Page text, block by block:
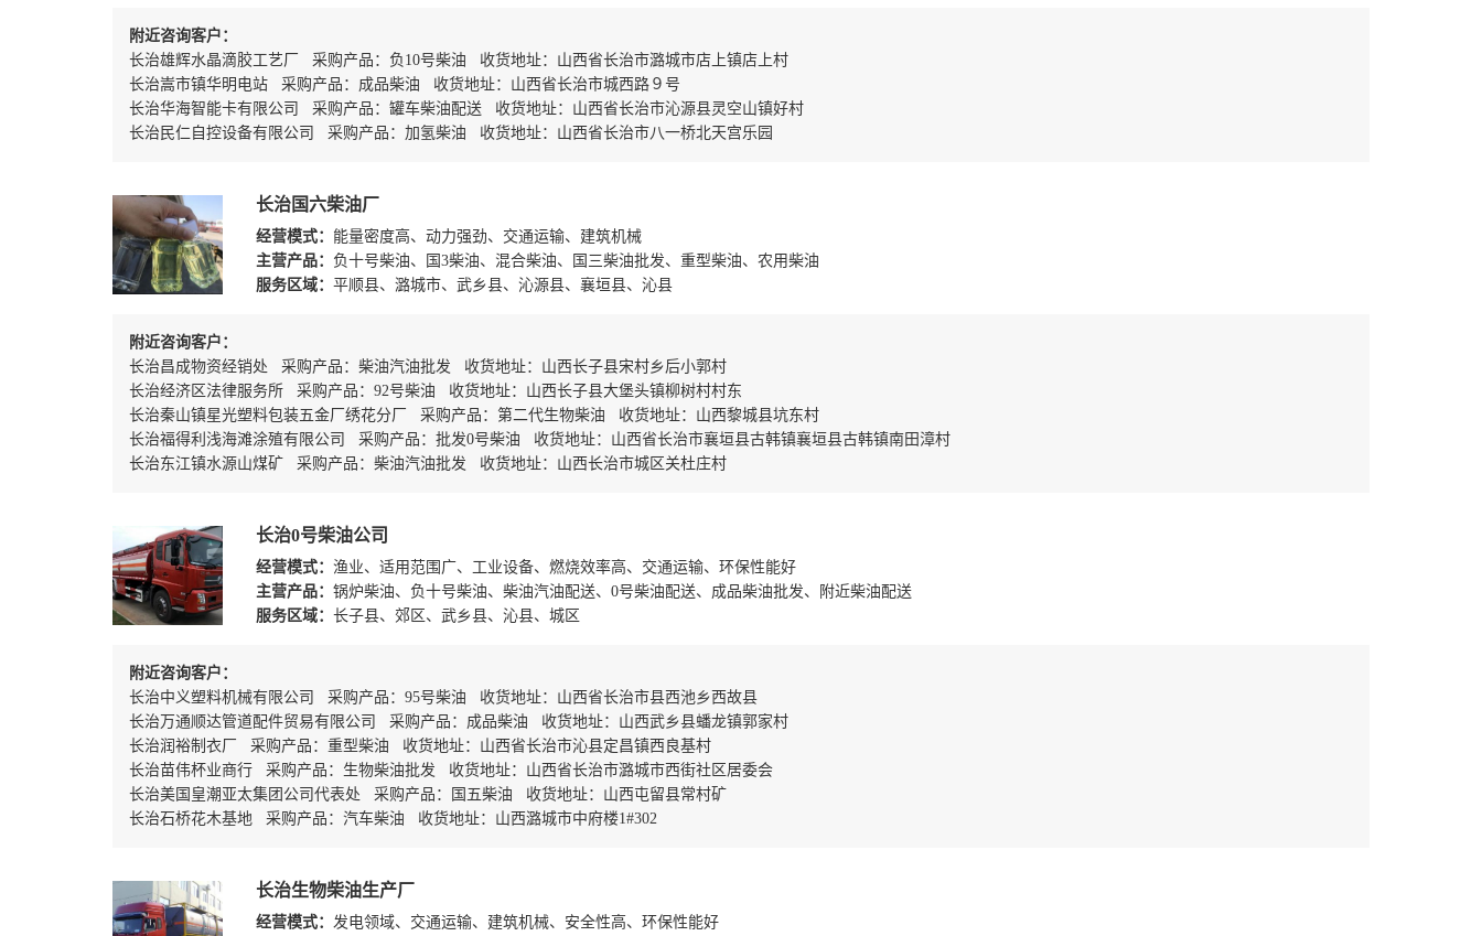
附近咨询客户：
长治雄辉水晶滴胶工艺厂 采购产品：负10号柴油 收货地址：山西省长治市潞城市店上镇店上村
长治嵩市镇华明电站 采购产品：成品柴油 收货地址：山西省长治市城西路９号
长治华海智能卡有限公司 采购产品：罐车柴油配送 收货地址：山西省长治市沁源县灵空山镇好村
长治民仁自控设备有限公司 采购产品：加氢柴油 收货地址：山西省长治市八一桥北天宫乐园
长治国六柴油厂
经营模式： 能量密度高、动力强劲、交通运输、建筑机械
主营产品： 负十号柴油、国3柴油、混合柴油、国三柴油批发、重型柴油、农用柴油
服务区域： 平顺县、潞城市、武乡县、沁源县、襄垣县、沁县
附近咨询客户：
长治昌成物资经销处 采购产品：柴油汽油批发 收货地址：山西长子县宋村乡后小郭村
长治经济区法律服务所 采购产品：92号柴油 收货地址：山西长子县大堡头镇柳树村村东
长治秦山镇星光塑料包装五金厂绣花分厂 采购产品：第二代生物柴油 收货地址：山西黎城县坑东村
长治福得利浅海滩涂殖有限公司 采购产品：批发0号柴油 收货地址：山西省长治市襄垣县古韩镇襄垣县古韩镇南田漳村
长治东江镇水源山煤矿 采购产品：柴油汽油批发 收货地址：山西长治市城区关杜庄村
长治0号柴油公司
经营模式： 渔业、适用范围广、工业设备、燃烧效率高、交通运输、环保性能好
主营产品： 锅炉柴油、负十号柴油、柴油汽油配送、0号柴油配送、成品柴油批发、附近柴油配送
服务区域： 长子县、郊区、武乡县、沁县、城区
附近咨询客户：
长治中义塑料机械有限公司 采购产品：95号柴油 收货地址：山西省长治市县西池乡西故县
长治万通顺达管道配件贸易有限公司 采购产品：成品柴油 收货地址：山西武乡县蟠龙镇郭家村
长治润裕制衣厂 采购产品：重型柴油 收货地址：山西省长治市沁县定昌镇西良基村
长治苗伟杯业商行 采购产品：生物柴油批发 收货地址：山西省长治市潞城市西街社区居委会
长治美国皇潮亚太集团公司代表处 采购产品：国五柴油 收货地址：山西屯留县常村矿
长治石桥花木基地 采购产品：汽车柴油 收货地址：山西潞城市中府楼1#302
长治生物柴油生产厂
经营模式： 发电领域、交通运输、建筑机械、安全性高、环保性能好